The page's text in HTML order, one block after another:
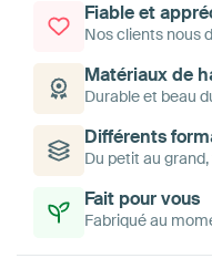
Fiable et
Nos clients nous
Matériaux de
Durable et beau
Différents
Du petit au
Fait pour vous
Fabriqué au